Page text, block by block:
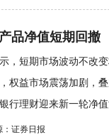
品净值短期回撤
短期市场波动不改变
益市场震荡加剧，叠
行理财迎来新一轮净
：证券日报